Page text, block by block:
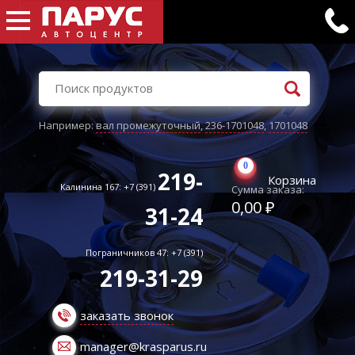
Например:вал промежуточный,236-1701048,1701048
Калинина 167: +7 (391) 219-
31-24
Пограничников 47: +7 (391)
219-31-29
заказать звонок
manager@krasparus.ru
0
Корзина
Сумма заказа:
0,00 ₽